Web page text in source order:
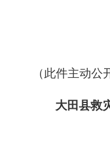
（此件主动公
大田县救灾